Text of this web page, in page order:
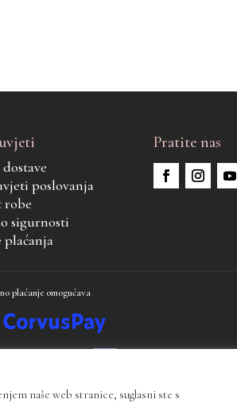
poslovanja
robe
sigurnosti
Pratite nas
plaćanje omogućava
naše web stranice, suglasni ste s